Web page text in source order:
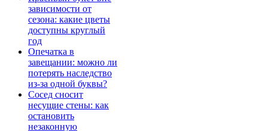
зависимости от
сезона: какие цветы
доступны круглый
год
Опечатка в
завещании: можно ли
потерять наследство
из-за одной буквы?
Сосед сносит
несущие стены: как
остановить
незаконную